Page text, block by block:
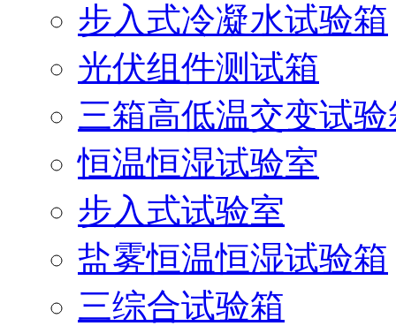
步入式冷凝水试验箱
光伏组件测试箱
三箱高低温交变试验
恒温恒湿试验室
步入式试验室
盐雾恒温恒湿试验箱
三综合试验箱